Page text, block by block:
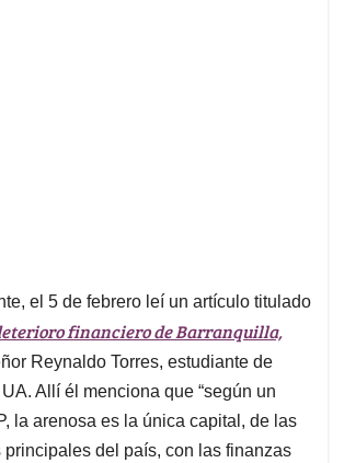
el 5 de febrero leí un artículo titulado
financiero de Barranquilla,
Reynaldo Torres, estudiante de
Allí él menciona que “según un
la arenosa es la única capital, de las
del país, con las finanzas